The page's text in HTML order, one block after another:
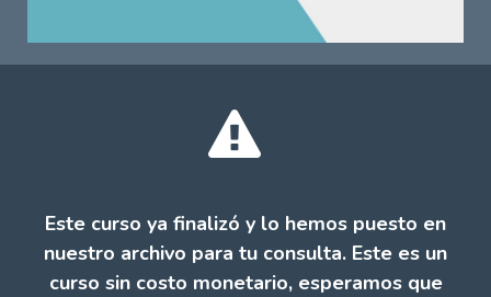
Este curso ya finalizó y lo hemos puesto en
nuestro archivo para tu consulta. Este es un
curso sin costo monetario, esperamos que